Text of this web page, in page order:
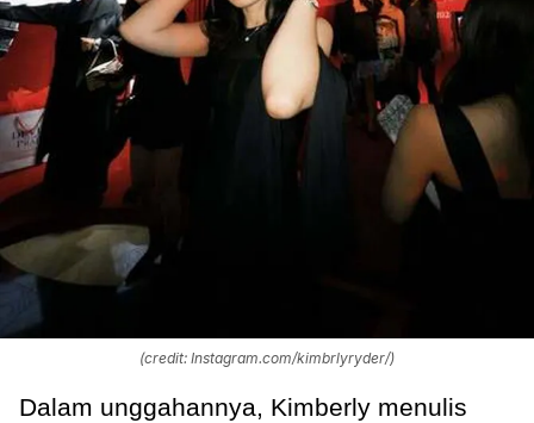
(credit: Instagram.com/kimbrlyryder/)
Dalam unggahannya, Kimberly menulis